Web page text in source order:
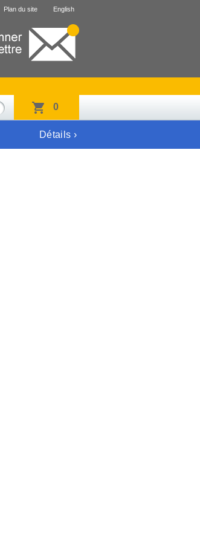
Plan du site English
0
Détails ›